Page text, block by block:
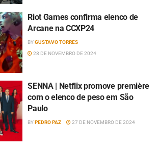
Riot Games confirma elenco de
Arcane na CCXP24
BYGUSTAVO TORRES
28 DE NOVEMBRO DE 2024
SENNA | Netflix promove première
com o elenco de peso em São
Paulo
BYPEDRO PAZ 27 DE NOVEMBRO DE 2024